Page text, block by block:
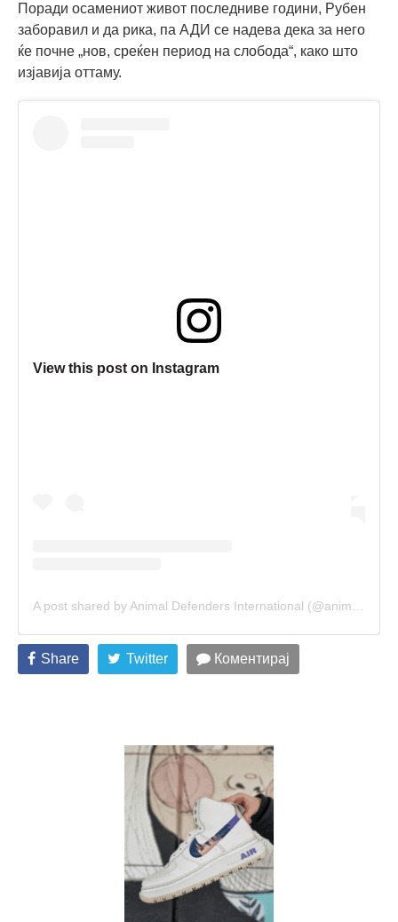
Поради осамениот живот последниве години, Рубен
заборавил и да рика, па АДИ се надева дека за него
ќе почне „нов, среќен период на слобода“, како што
изјавија оттаму.
View this post on Instagram
Share Twitter Коментирај